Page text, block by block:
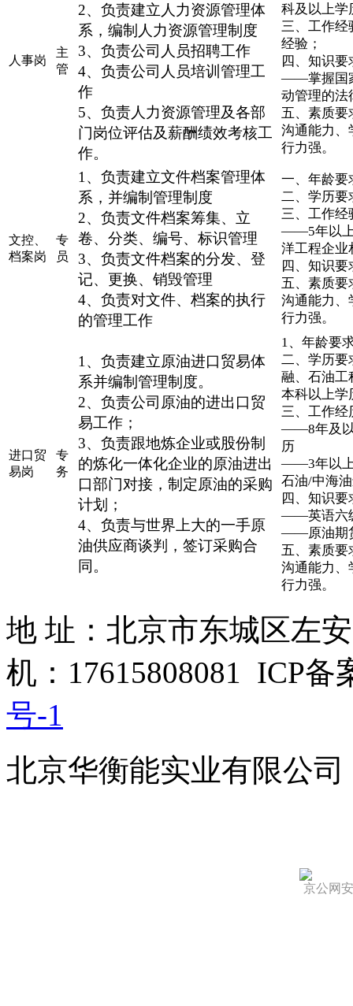
人事岗
主
管
2、负责建立人力资源管理体
系，编制人力资源管理制度
3、负责公司人员招聘工作
4、负责公司人员培训管理工
作
5、负责人力资源管理及各部
门岗位评估及薪酬绩效考核工
作。
科及以上学
三、工作经
经验；
四、知识要
——掌握国
动管理的法
五、素质要
沟通能力、
行力强。
文控、
档案岗
专
员
1、负责建立文件档案管理体
系，并编制管理制度
2、负责文件档案筹集、立
卷、分类、编号、标识管理
3、负责文件档案的分发、登
记、更换、销毁管理
4、负责对文件、档案的执行
的管理工作
一、年龄
二、学历要
三、工作经
——5年以上
洋工程企业
四、知识要
五、素质要
沟通能力、
行力强。
进口贸
易岗
专
务
1、负责建立原油进口贸易体
系并编制管理制度。
2、负责公司原油的进出口贸
易工作；
3、负责跟地炼企业或股份制
的炼化一体化企业的原油进出
口部门对接，制定原油的采购
计划；
4、负责与世界上大的一手原
油供应商谈判，签订采购合
同。
1、年龄要
二、学历要
融、石油工
本科以上学
三、工作经
——8年及以
历
——3年以上
石油/中海
四、知识要
——英语六
——原油期
五、素质要
沟通能力、
行力强。
地 址：北京市东城区左
机：17615808081 ICP备
号-1
北京华衡能实业有限公
京公网